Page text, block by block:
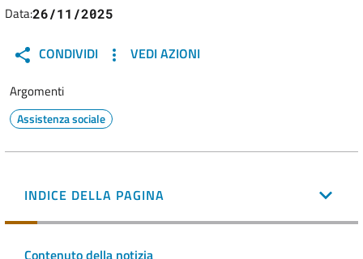
Data:26/11/2025
CONDIVIDI VEDI AZIONI
Argomenti
Assistenza sociale
INDICE DELLA PAGINA
Contenuto della notizia